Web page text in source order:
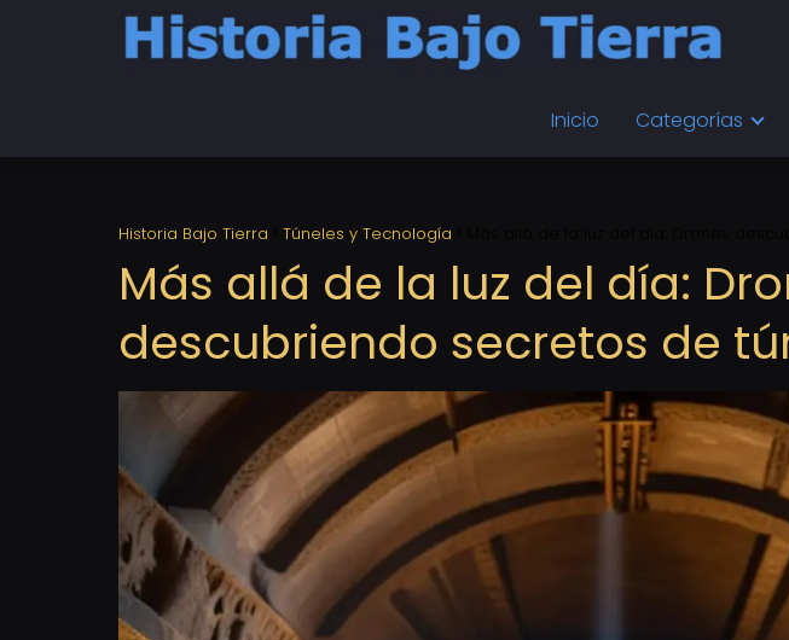
Inicio Categorías
Historia Bajo Tierra Túneles y Tecnología
Más allá de la luz del día:
descubriendo secretos de